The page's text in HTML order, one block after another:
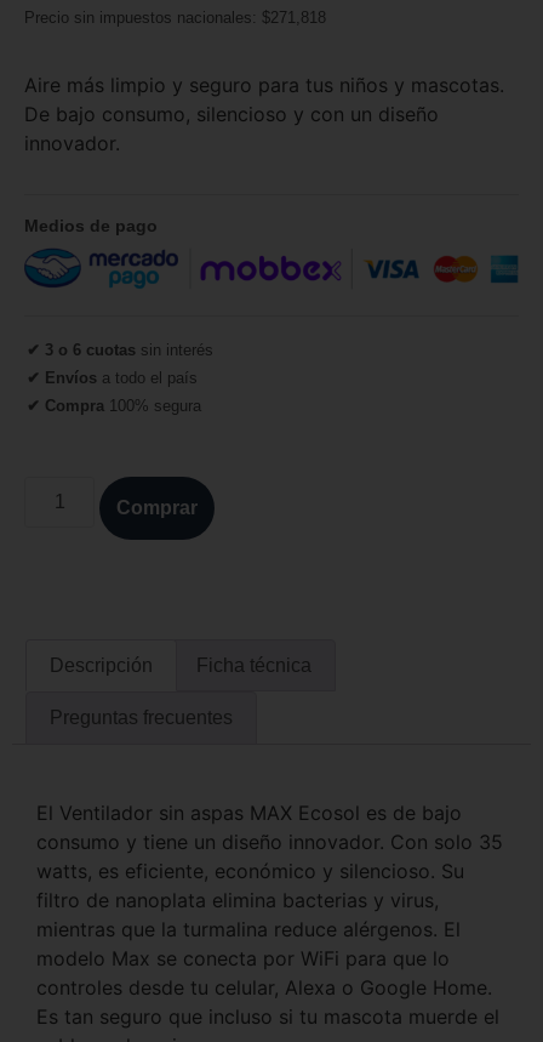
Precio sin impuestos nacionales: $271,818
Aire más limpio y seguro para tus niños y mascotas.
De bajo consumo, silencioso y con un diseño
innovador.
Medios de pago
✔ 3 o 6 cuotas sin interés
✔ Envíos a todo el país
✔ Compra 100% segura
Comprar
Descripción Ficha técnica
Preguntas frecuentes
El Ventilador sin aspas MAX Ecosol es de bajo
consumo y tiene un diseño innovador. Con solo 35
watts, es eficiente, económico y silencioso. Su
filtro de nanoplata elimina bacterias y virus,
mientras que la turmalina reduce alérgenos. El
modelo Max se conecta por WiFi para que lo
controles desde tu celular, Alexa o Google Home.
Es tan seguro que incluso si tu mascota muerde el